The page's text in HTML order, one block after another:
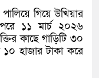
গিয়ে উখিয়ার
১১ মার্চ ২০২৬
কাছে গাড়িটি ৩০
১০ হাজার টাকা করে